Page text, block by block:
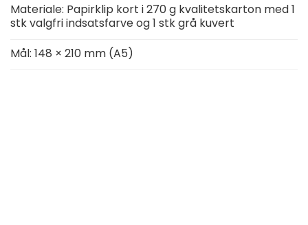
Materiale: Papirklip kort i 270 g kvalitetskarton med 1
stk valgfri indsatsfarve og 1 stk grå kuvert
Mål: 148 × 210 mm (A5)